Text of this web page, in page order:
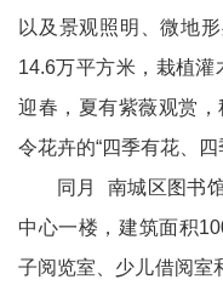
以及景观照明、微地
14.6万平方米，栽植灌
迎春，夏有紫薇观赏
令花卉的“四季有花、四
同月 南城区图书
中心一楼，建筑面积
子阅览室、少儿借阅室